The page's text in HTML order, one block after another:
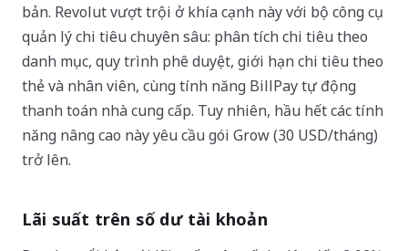
bản. Revolut vượt trội ở khía cạnh này với bộ công cụ
quản lý chi tiêu chuyên sâu: phân tích chi tiêu theo
danh mục, quy trình phê duyệt, giới hạn chi tiêu theo
thẻ và nhân viên, cùng tính năng BillPay tự động
thanh toán nhà cung cấp. Tuy nhiên, hầu hết các tính
năng nâng cao này yêu cầu gói Grow (30 USD/tháng)
trở lên.
Lãi suất trên số dư tài khoản